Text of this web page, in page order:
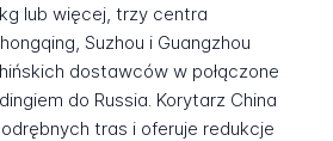
lub więcej, trzy centra
Suzhou i Guangzhou
dostawców w połączone
do Russia. Korytarz China
tras i oferuje redukcje